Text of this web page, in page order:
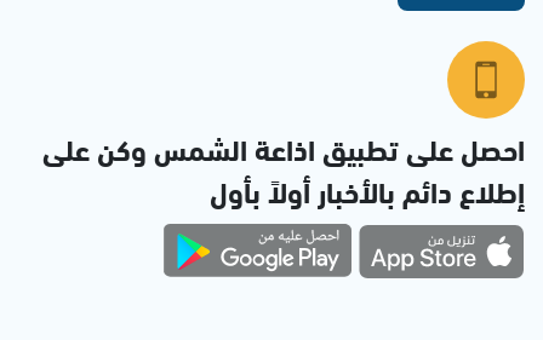
احصل على تطبيق اذاعة الشمس وكن على
إطلاع دائم بالأخبار أولاً بأول